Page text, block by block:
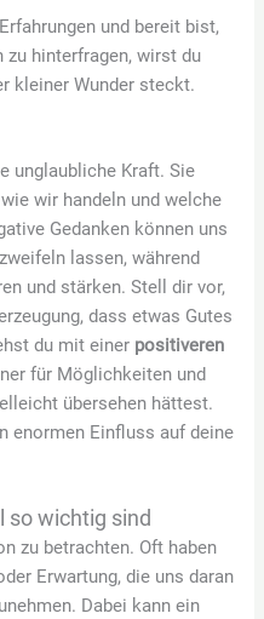
und bereit bist,
zu hinterfragen, wirst du
kleiner Wunder steckt.
unglaubliche Kraft. Sie
wir handeln und welche
Gedanken können uns
lassen, während
und stärken. Stell dir vor,
dass etwas Gutes
du mit einer positiveren
für Möglichkeiten und
übersehen hättest.
enormen Einfluss auf deine
so wichtig sind
zu betrachten. Oft haben
Erwartung, die uns daran
Dabei kann ein